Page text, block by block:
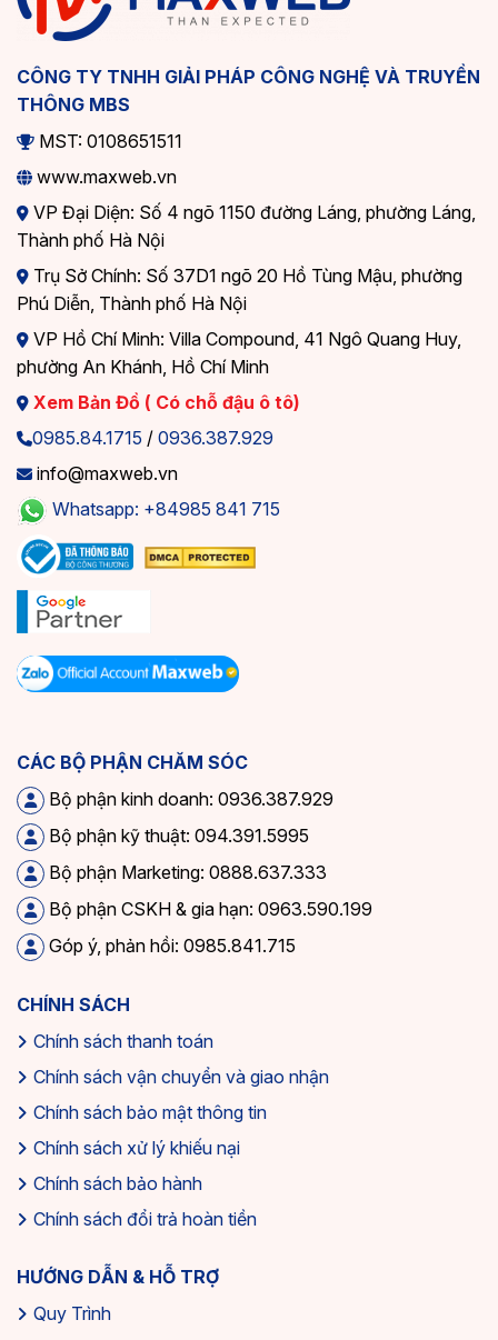
CÔNG TY TNHH GIẢI PHÁP CÔNG NGHỆ VÀ TRUYỀN
THÔNG MBS
MST: 0108651511
www.maxweb.vn
VP Đại Diện: Số 4 ngõ 1150 đường Láng, phường Láng,
Thành phố Hà Nội
Trụ Sở Chính: Số 37D1 ngõ 20 Hồ Tùng Mậu, phường
Phú Diễn, Thành phố Hà Nội
VP Hồ Chí Minh: Villa Compound, 41 Ngô Quang Huy,
phường An Khánh, Hồ Chí Minh
Xem Bản Đồ ( Có chỗ đậu ô tô)
0985.84.1715 / 0936.387.929
info@maxweb.vn
Whatsapp: +84985 841 715
CÁC BỘ PHẬN CHĂM SÓC
Bộ phận kinh doanh: 0936.387.929
Bộ phận kỹ thuật: 094.391.5995
Bộ phận Marketing: 0888.637.333
Bộ phận CSKH & gia hạn: 0963.590.199
Góp ý, phản hồi: 0985.841.715
CHÍNH SÁCH
Chính sách thanh toán
Chính sách vận chuyển và giao nhận
Chính sách bảo mật thông tin
Chính sách xử lý khiếu nại
Chính sách bảo hành
Chính sách đổi trả hoàn tiền
HƯỚNG DẪN & HỖ TRỢ
Quy Trình